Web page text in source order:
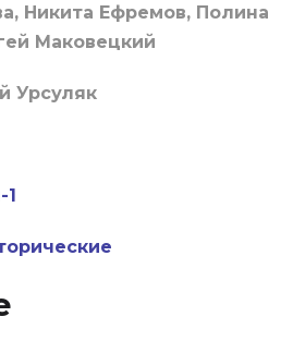
Никита Ефремов, Полина
Маковецкий
Урсуляк
1